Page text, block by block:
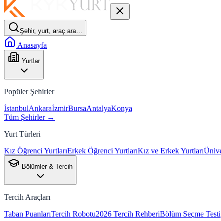
Şehir, yurt, araç ara…
Anasayfa
Yurtlar
Popüler Şehirler
İstanbulAnkaraİzmirBursaAntalyaKonya
Tüm Şehirler →
Yurt Türleri
Kız Öğrenci YurtlarıErkek Öğrenci YurtlarıKız ve Erkek Yurtları
Bölümler & Tercih
Tercih Araçları
Taban PuanlarıTercih Robotu2026 Tercih RehberiBölüm Seçme Testi